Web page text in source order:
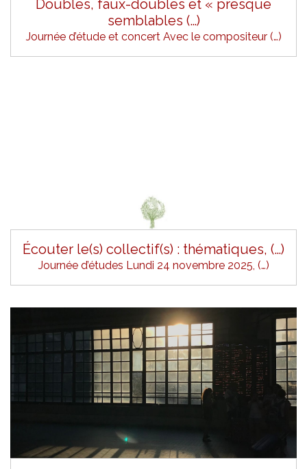
Doubles, faux-doubles et « presque
semblables (…)
Journée d’étude et concert Avec le compositeur (…)
Écouter le(s) collectif(s) : thématiques, (…)
Journée d’études Lundi 24 novembre 2025, (…)